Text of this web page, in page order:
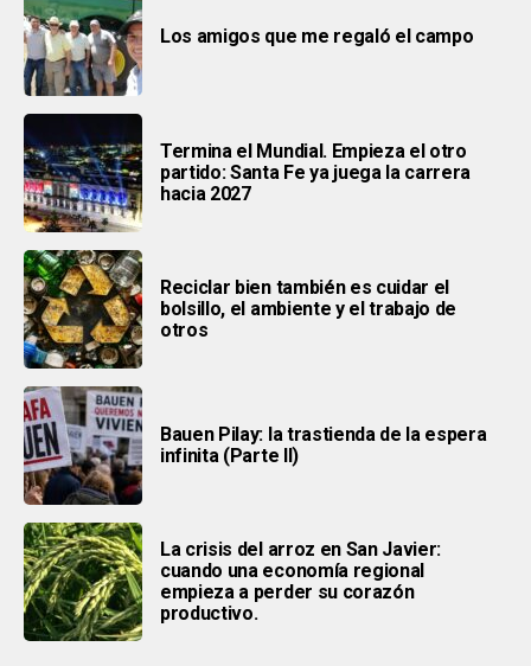
Los amigos que me regaló el campo
Termina el Mundial. Empieza el otro
partido: Santa Fe ya juega la carrera
hacia 2027
Reciclar bien también es cuidar el
bolsillo, el ambiente y el trabajo de
otros
Bauen Pilay: la trastienda de la espera
infinita (Parte ll)
La crisis del arroz en San Javier:
cuando una economía regional
empieza a perder su corazón
productivo.